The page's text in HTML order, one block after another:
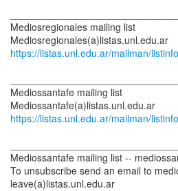
Mediosregionales mailing list
https://listas.unl.edu.ar/mailman/
Mediossantafe mailing list
https://listas.unl.edu.ar/mailman/
Mediossantafe mailing list --
To unsubscribe send an email to
leave(a)listas.unl.edu.ar